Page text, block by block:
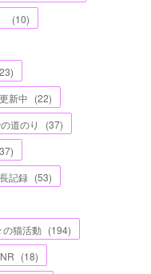
(10)
)
新中 (22)
道のり
(37)
)
記録 (53)
猫活動 (194)
(18)